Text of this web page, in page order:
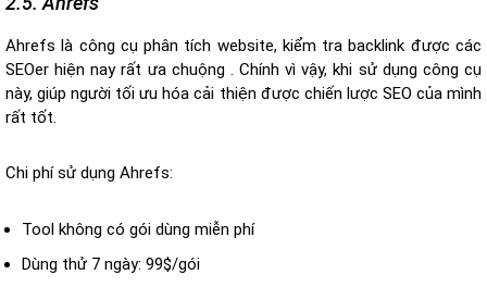
Ahrefs là công cụ phân tích website, kiểm tra backlink được các
SEOer hiện nay rất ưa chuộng . Chính vì vậy, khi sử dụng công cụ
này, giúp người tối ưu hóa cải thiện được chiến lược SEO của mình
rất tốt.
Chi phí sử dụng Ahrefs:
Tool không có gói dùng miễn phí
Dùng thử 7 ngày: 99$/gói